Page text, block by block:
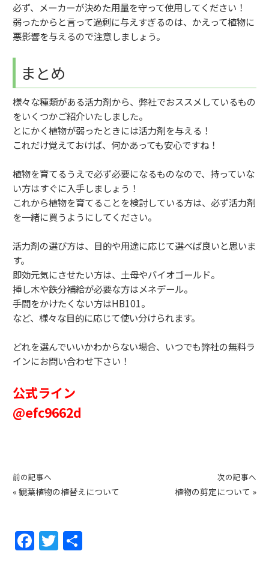
必ず、メーカーが決めた用量を守って使用してください！
弱ったからと言って過剰に与えすぎるのは、かえって植物に
悪影響を与えるので注意しましょう。
まとめ
様々な種類がある活力剤から、弊社でおススメしているもの
をいくつかご紹介いたしました。
とにかく植物が弱ったときには活力剤を与える！
これだけ覚えておけば、何かあっても安心ですね！
植物を育てるうえで必ず必要になるものなので、持っていな
い方はすぐに入手しましょう！
これから植物を育てることを検討している方は、必ず活力剤
を一緒に買うようにしてください。
活力剤の選び方は、目的や用途に応じて選べば良いと思いま
す。
即効元気にさせたい方は、土母やバイオゴールド。
挿し木や鉄分補給が必要な方はメネデール。
手間をかけたくない方はHB101。
など、様々な目的に応じて使い分けられます。
どれを選んでいいかわからない場合、いつでも弊社の無料ラ
インにお問い合わせ下さい！
公式ライン
@efc9662d
前の記事へ
« 観葉植物の植替えについて
次の記事へ
植物の剪定について »
F T